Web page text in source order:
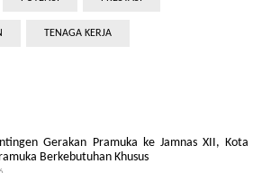
TENAGA KERJA
Gerakan Pramuka ke Jamnas XII, Kota
Berkebutuhan Khusus